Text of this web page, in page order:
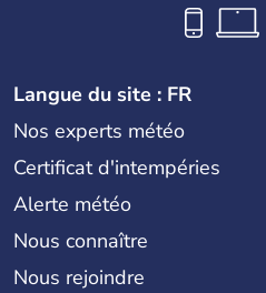
Langue du site : FR
Nos experts météo
Certificat d'intempéries
Alerte météo
Nous connaître
Nous rejoindre